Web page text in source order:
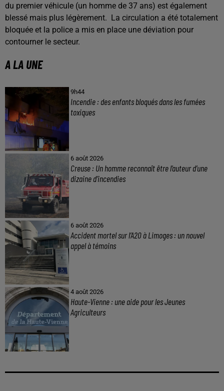
du premier véhicule (un homme de 37 ans) est également
blessé mais plus légèrement. La circulation a été totalement
bloquée et la police a mis en place une déviation pour
contourner le secteur.
A LA UNE
9h44
Incendie : des enfants bloqués dans les fumées
toxiques
6 août 2026
Creuse : Un homme reconnaît être l’auteur d’une
dizaine d’incendies
6 août 2026
Accident mortel sur l’A20 à Limoges : un nouvel
appel à témoins
4 août 2026
Haute-Vienne : une aide pour les Jeunes
Agriculteurs